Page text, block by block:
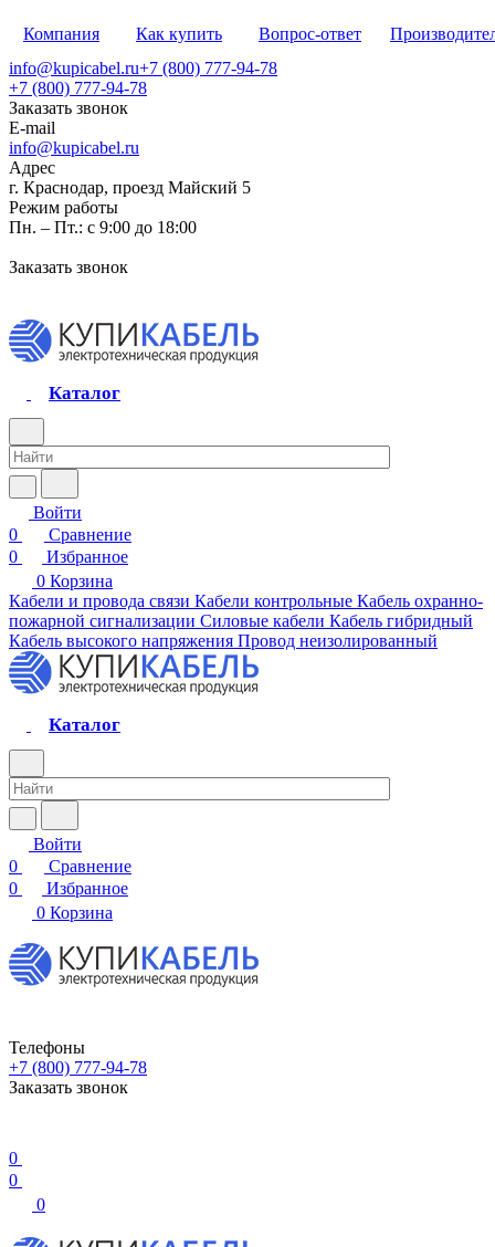
Компания Как купить Вопрос-ответ
info@kupicabel.ru+7 (800) 777-94-78
+7 (800) 777-94-78
Заказать звонок
E-mail
info@kupicabel.ru
Адрес
г. Краснодар, проезд Майский 5
Режим работы
Пн. – Пт.: с 9:00 до 18:00
Заказать звонок
Каталог
Войти
0
Сравнение
0
Избранное
0 Корзина
Кабели и провода связи Кабели контрольные Кабель охранно-
пожарной сигнализации Силовые кабели Кабель гибридный
Кабель высокого напряжения Провод неизолированный
Каталог
Войти
0
Сравнение
0
Избранное
0 Корзина
Телефоны
+7 (800) 777-94-78
Заказать звонок
0
0
0